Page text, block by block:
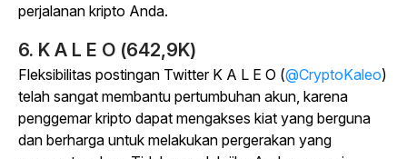
perjalanan kripto Anda.
6. K A L E O (642,9K)
Fleksibilitas postingan Twitter K A L E O (@CryptoKaleo)
telah sangat membantu pertumbuhan akun, karena
penggemar kripto dapat mengakses kiat yang berguna
dan berharga untuk melakukan pergerakan yang